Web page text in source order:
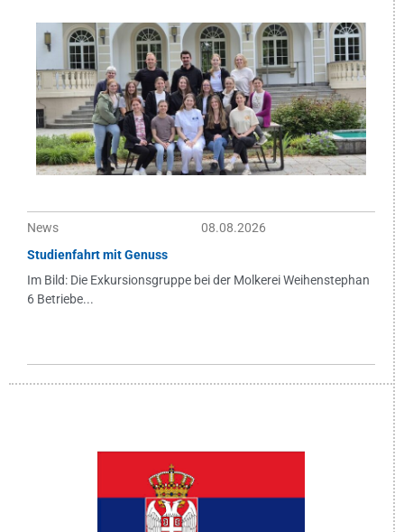
News
08.08.2026
Studienfahrt mit Genuss
Im Bild: Die Exkursionsgruppe bei der Molkerei Weihenstephan
6 Betriebe...